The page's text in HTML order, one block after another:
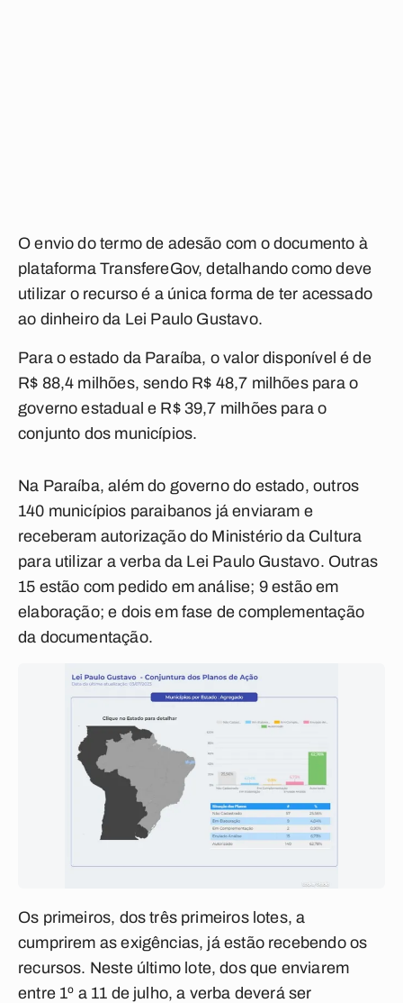
O envio do termo de adesão com o documento à
plataforma TransfereGov, detalhando como deve
utilizar o recurso é a única forma de ter acessado
ao dinheiro da Lei Paulo Gustavo.
Para o estado da Paraíba, o valor disponível é de
R$ 88,4 milhões, sendo R$ 48,7 milhões para o
governo estadual e R$ 39,7 milhões para o
conjunto dos municípios.
Na Paraíba, além do governo do estado, outros
140 municípios paraibanos já enviaram e
receberam autorização do Ministério da Cultura
para utilizar a verba da Lei Paulo Gustavo. Outras
15 estão com pedido em análise; 9 estão em
elaboração; e dois em fase de complementação
da documentação.
Os primeiros, dos três primeiros lotes, a
cumprirem as exigências, já estão recebendo os
recursos. Neste último lote, dos que enviarem
entre 1º a 11 de julho, a verba deverá ser